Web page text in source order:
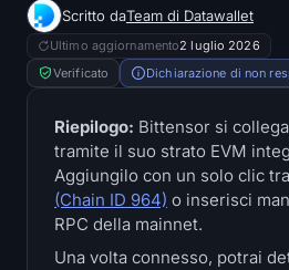
ETF Bitcoin
ETF su Solana
Hyperliquid ETF
Tesorerie
Scritto daTeam di Datawallet
Ultimo aggiornamento2 luglio 2026
Verificato
Dichiarazione di non
Riepilogo: Bittensor si
tramite il suo strato EVM
Aggiungilo con un solo clic
(Chain ID 964) o inserisci
RPC della mainnet.
Una volta connesso, potrai